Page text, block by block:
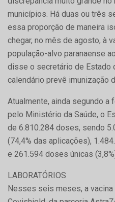
municípios. Há duas ou três
essa proporção de maneira
chegar, no mês de agosto, à
população-alvo paranaense
disse o secretário de Estado
calendário prevê imunização
Atualmente, ainda segundo a
pelo Ministério da Saúde, o
de 6.810.284 doses, sendo
(74,4% das aplicações),
e 261.594 doses únicas
LABORATÓRIOS
Nesses seis meses, a